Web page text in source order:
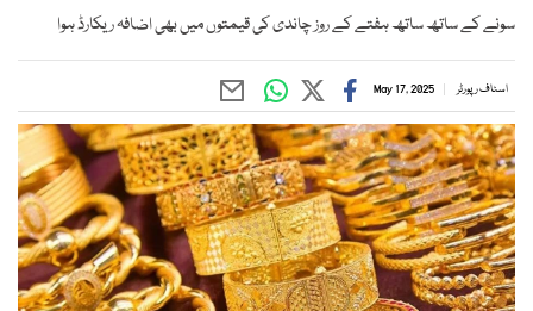
سونے کے ساتھ ساتھ ہفتے کے روز چاندی کی قیمتوں میں بھی اضافہ ریکارڈ ہوا
اسٹاف رپورٹر May 17, 2025